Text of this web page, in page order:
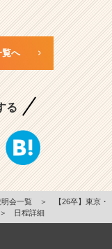
覧へ
る
明会一覧 ＞
【26卒】東京・
＞ 日程詳細